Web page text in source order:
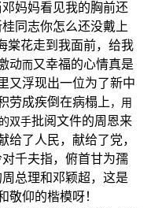
妈妈看见我的胸前还
同志你怎么还没戴上
棠花走到我面前，给我
动而又幸福的心情真是
又浮现出一位为了新中
劳成疾倒在病榻上 ，用
双手批阅文件的周恩来
给了人民，献给了党，
千夫指，俯首甘为孺
总理和邓颖超，这是
敬仰的楷模呀！